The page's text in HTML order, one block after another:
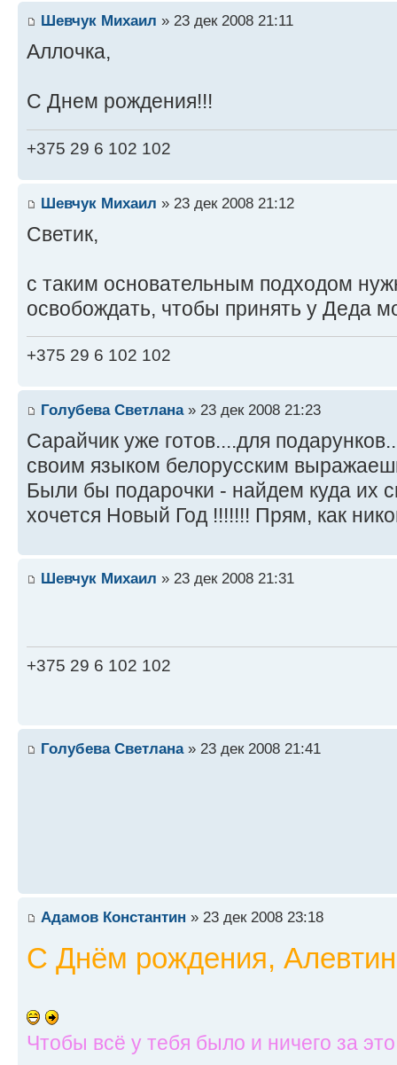
Шевчук Михаил » 23 дек 2008 21:11
Аллочка,
С Днем рождения!!!
+375 29 6 102 102
Шевчук Михаил » 23 дек 2008 21:12
Светик,
с таким основательным подходом
освобождать, чтобы принять у Деда
+375 29 6 102 102
Голубева Светлана» 23 дек 2008 21:23
Сарайчик уже готов....для
своим языком белорусским
Были бы подарочки - найдем куда их
хочется Новый Год !!!!!!! Прям, как
Шевчук Михаил » 23 дек 2008 21:31
+375 29 6 102 102
Голубева Светлана» 23 дек 2008 21:41
Адамов Константин » 23 дек 2008 23:18
С Днём рождения,
Чтобы всё у тебя было и ничего за